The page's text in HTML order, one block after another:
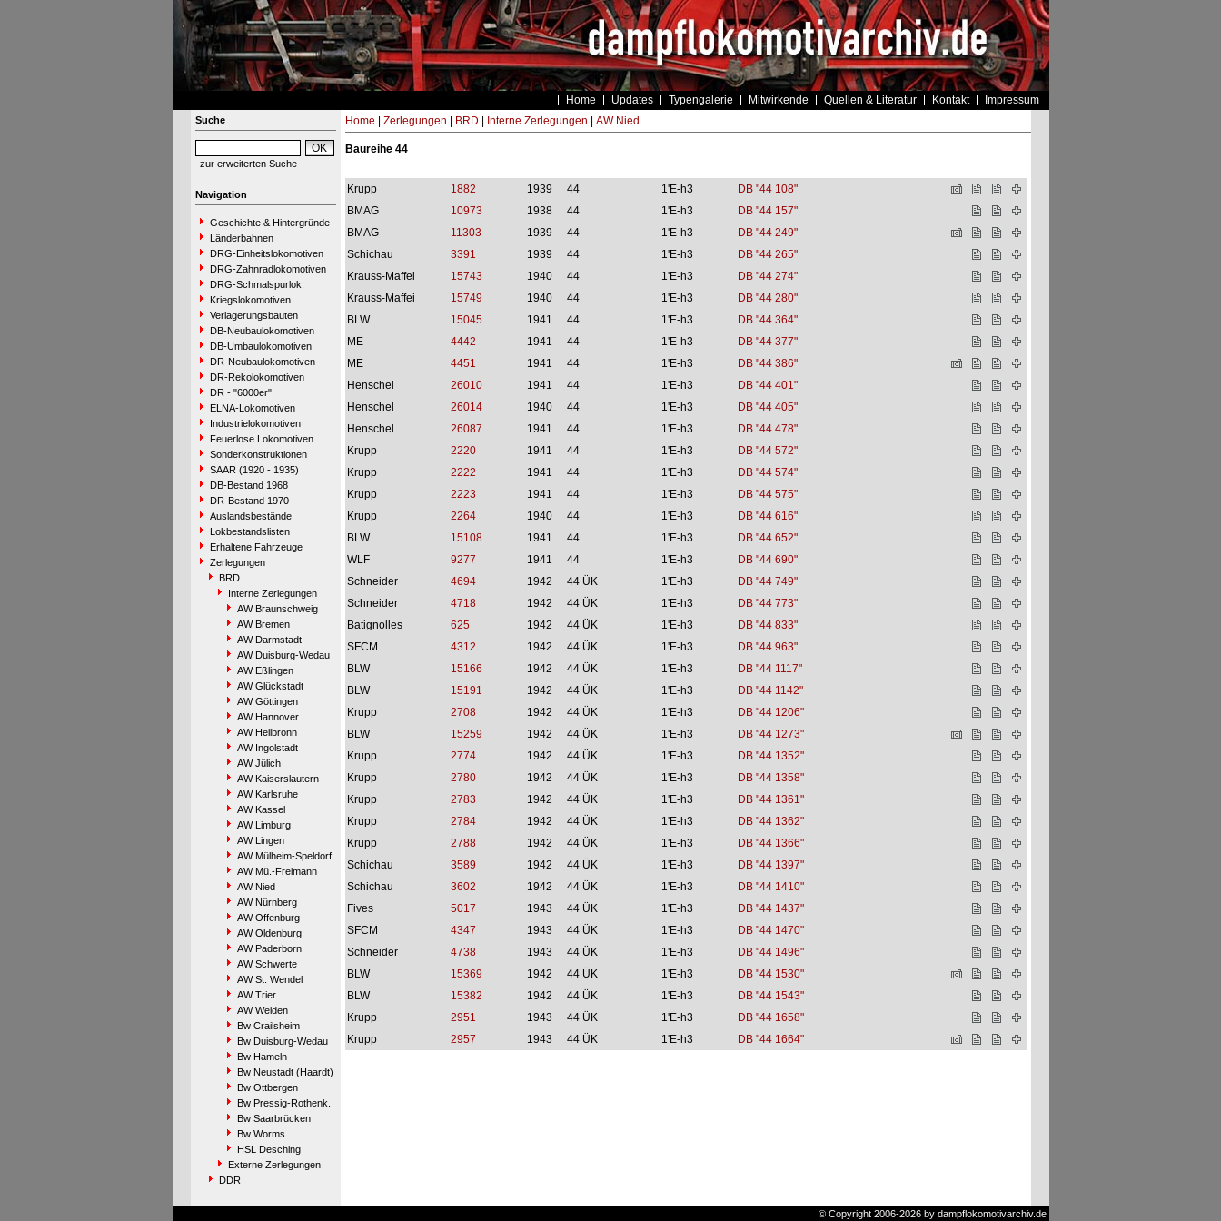
Home Updates Typengalerie Mitwirkende Quellen & Literatur Kontakt Impressum
Suche
zur erweiterten Suche
Navigation
Geschichte & Hintergründe
Länderbahnen
DRG-Einheitslokomotiven
DRG-Zahnradlokomotiven
DRG-Schmalspurlok.
Kriegslokomotiven
Verlagerungsbauten
DB-Neubaulokomotiven
DB-Umbaulokomotiven
DR-Neubaulokomotiven
DR-Rekolokomotiven
DR - "6000er"
ELNA-Lokomotiven
Industrielokomotiven
Feuerlose Lokomotiven
Sonderkonstruktionen
SAAR (1920 - 1935)
DB-Bestand 1968
DR-Bestand 1970
Auslandsbestände
Lokbestandslisten
Erhaltene Fahrzeuge
Zerlegungen
BRD
Interne Zerlegungen
AW Braunschweig
AW Bremen
AW Darmstadt
AW Duisburg-Wedau
AW Eßlingen
AW Glückstadt
AW Göttingen
AW Hannover
AW Heilbronn
AW Ingolstadt
AW Jülich
AW Kaiserslautern
AW Karlsruhe
AW Kassel
AW Limburg
AW Lingen
AW Mülheim-Speldorf
AW Mü.-Freimann
AW Nied
AW Nürnberg
AW Offenburg
AW Oldenburg
AW Paderborn
AW Schwerte
AW St. Wendel
AW Trier
AW Weiden
Bw Crailsheim
Bw Duisburg-Wedau
Bw Hameln
Bw Neustadt (Haardt)
Bw Ottbergen
Bw Pressig-Rothenk.
Bw Saarbrücken
Bw Worms
HSL Desching
Externe Zerlegungen
DDR
Home Zerlegungen BRD Interne Zerlegungen AW Nied
Baureihe 44
Krupp 1882 1939 44 1'E-h3
DB "44 108"
BMAG
10973 1938 44 1'E-h3
DB "44 157"
BMAG
11303 1939 44 1'E-h3
DB "44 249"
Schichau
3391 1939 44 1'E-h3
DB "44 265"
Krauss-Maffei
15743 1940 44 1'E-h3
DB "44 274"
Krauss-Maffei
15749 1940 44 1'E-h3
DB "44 280"
BLW
15045 1941 44 1'E-h3
DB "44 364"
ME
4442 1941 44 1'E-h3
DB "44 377"
ME
4451 1941 44 1'E-h3
DB "44 386"
Henschel
26010 1941 44 1'E-h3
DB "44 401"
Henschel
26014 1940 44 1'E-h3
DB "44 405"
Henschel
26087 1941 44 1'E-h3
DB "44 478"
Krupp
2220 1941 44 1'E-h3
DB "44 572"
Krupp
2222 1941 44 1'E-h3
DB "44 574"
Krupp
2223 1941 44 1'E-h3
DB "44 575"
Krupp
2264 1940 44 1'E-h3
DB "44 616"
BLW
15108 1941 44 1'E-h3
DB "44 652"
WLF
9277 1941 44 1'E-h3
DB "44 690"
Schneider
4694 1942 44 ÜK 1'E-h3
DB "44 749"
Schneider
4718 1942 44 ÜK 1'E-h3
DB "44 773"
Batignolles
625 1942 44 ÜK 1'E-h3
DB "44 833"
SFCM
4312 1942 44 ÜK 1'E-h3
DB "44 963"
BLW
15166 1942 44 ÜK 1'E-h3
DB "44 1117"
BLW
15191 1942 44 ÜK 1'E-h3
DB "44 1142"
Krupp
2708 1942 44 ÜK 1'E-h3
DB "44 1206"
BLW
15259 1942 44 ÜK 1'E-h3
DB "44 1273"
Krupp
2774 1942 44 ÜK 1'E-h3
DB "44 1352"
Krupp
2780 1942 44 ÜK 1'E-h3
DB "44 1358"
Krupp
2783 1942 44 ÜK 1'E-h3
DB "44 1361"
Krupp
2784 1942 44 ÜK 1'E-h3
DB "44 1362"
Krupp
2788 1942 44 ÜK 1'E-h3
DB "44 1366"
Schichau
3589 1942 44 ÜK 1'E-h3
DB "44 1397"
Schichau
3602 1942 44 ÜK 1'E-h3
DB "44 1410"
Fives
5017 1943 44 ÜK 1'E-h3
DB "44 1437"
SFCM
4347 1943 44 ÜK 1'E-h3
DB "44 1470"
Schneider
4738 1943 44 ÜK 1'E-h3
DB "44 1496"
BLW
15369 1942 44 ÜK 1'E-h3
DB "44 1530"
BLW
15382 1942 44 ÜK 1'E-h3
DB "44 1543"
Krupp
2951 1943 44 ÜK 1'E-h3
DB "44 1658"
Krupp
2957 1943 44 ÜK 1'E-h3 DB "44 1664"
© Copyright 2006-2026 by dampflokomotivarchiv.de